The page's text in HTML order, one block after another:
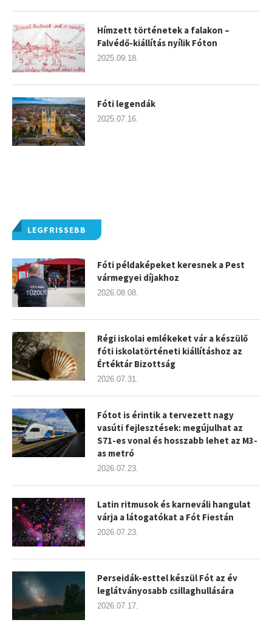
LEGFRISSEBB
Fóti példaképeket keresnek a Pest
vármegyei díjakhoz
2026.08.08.
Régi iskolai emlékeket vár a készülő
fóti iskolatörténeti kiállításhoz az
Értéktár Bizottság
2026.07.31.
Fótot is érintik a tervezett nagy
vasúti fejlesztések: megújulhat az
S71-es vonal és hosszabb lehet az M3-
as metró
2026.07.23.
Latin ritmusok és karneváli hangulat
várja a látogatókat a Fót Fiestán
2026.07.23.
Perseidák-esttel készül Fót az év
leglátványosabb csillaghullására
2026.07.17.
Hímzett történetek a falakon –
Falvédő-kiállítás nyílik Fóton
2025.09.18.
Fóti legendák
2025.07.16.